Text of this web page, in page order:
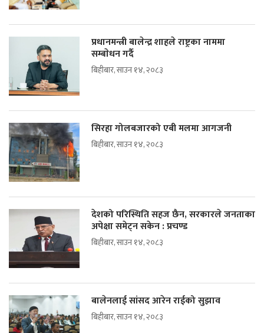
प्रधानमन्त्री बालेन्द्र शाहले राष्ट्रका नाममा
सम्बाेधन गर्दै
बिहीबार, साउन १४, २०८३
सिरहा गोलबजारको एबी मलमा आगजनी
बिहीबार, साउन १४, २०८३
देशको परिस्थिति सहज छैन, सरकारले जनताका
अपेक्षा समेट्न सकेन : प्रचण्ड
बिहीबार, साउन १४, २०८३
बालेनलाई सांसद आरेन राईको सुझाव
बिहीबार, साउन १४, २०८३